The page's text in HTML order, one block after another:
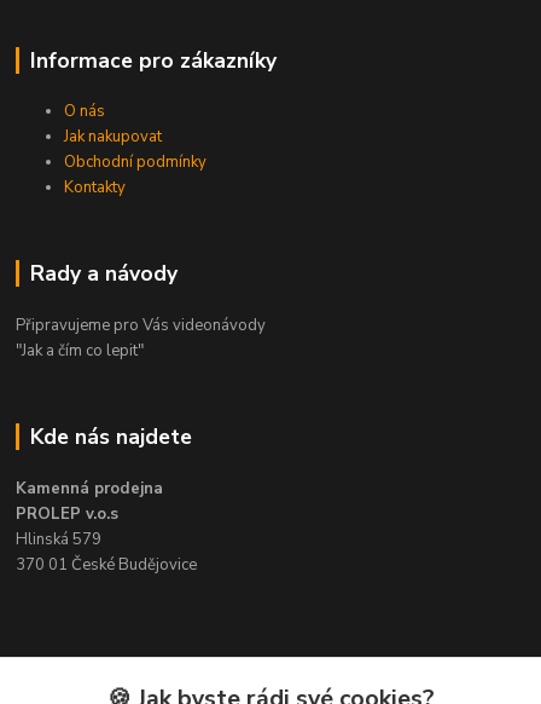
Informace pro zákazníky
O nás
Jak nakupovat
Obchodní podmínky
Kontakty
Rady a návody
Připravujeme pro Vás videonávody
"Jak a čím co lepit"
Kde nás najdete
Kamenná prodejna
PROLEP v.o.s
Hlinská 579
370 01 České Budějovice
Kontakt